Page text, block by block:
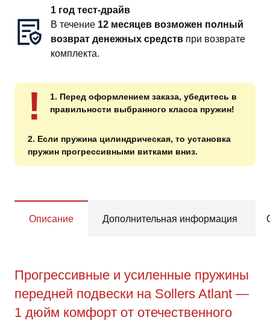
1 год тест-драйв
В течение 12 месяцев возможен полный
возврат денежных средств при возврате
комплекта.
!
1. Перед оформлением заказа, убедитесь в
правильности выбранного класса пружин!
2. Если пружина цилиндрическая, то установка
пружин прогрессивными витками вниз.
Описание Дополнительная информация
Прогрессивные и усиленные пружины
передней подвески на Sollers Atlant —
1 дюйм комфорт от отечественного